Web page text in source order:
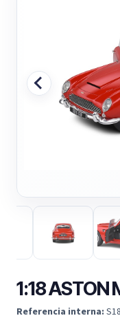
1:18 ASTON
Referencia interna: